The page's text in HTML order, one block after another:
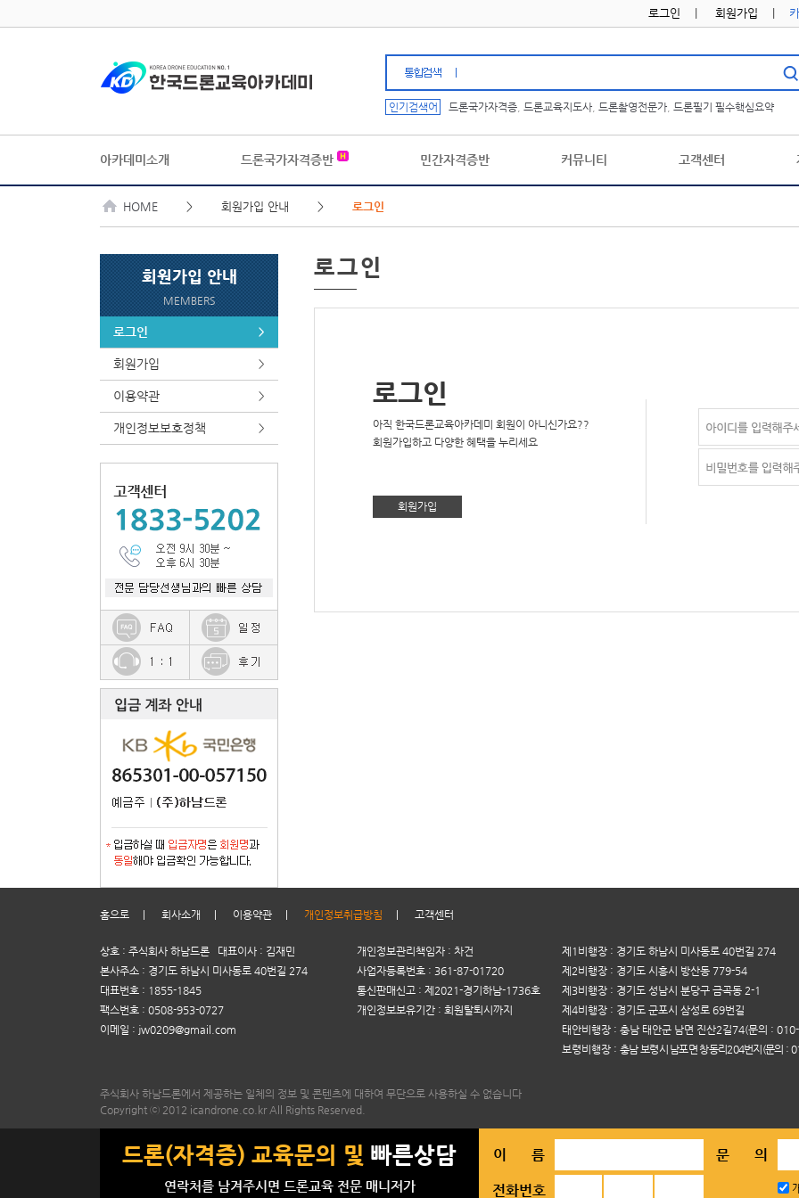
로그인 회원가입
인기검색어 드론국가자격증 드론교육지도사 드론촬영전문가 드론필기 필수핵심요약
아카데미소개 드론국가자격증반 민간자격증반 커뮤니티 고객센터
HOME > 회원가입 안내 > 로그인
회원가입 안내
MEMBERS
로그인 >
회원가입 >
이용약관 >
개인정보보호정책 >
로그인
로그인
아직 한국드론교육아카데미 회원이 아니신가요??
회원가입하고 다양한 혜택을 누리세요
회원가입
홈으로 회사소개 이용약관 개인정보취급방침 고객센터
상호 : 주식회사 하남드론 대표이사 : 김재민
본사주소 : 경기도 하남시 미사동로 40번길 274
대표번호 : 1855-1845
팩스번호 : 0508-953-0727
이메일 : jw0209@gmail.com
개인정보관리책임자 : 차건
사업자등록번호 : 361-87-01720
통신판매신고 : 제2021-경기하남-1736호
개인정보보유기간 : 회원탈퇴시까지
제1비행장 : 경기도 하남시 미사동로 40번길 274
제2비행장 : 경기도 시흥시 방산동 779-54
제3비행장 : 경기도 성남시 분당구 금곡동 2-1
제4비행장 : 경기도 군포시 삼성로 69번길
태안비행장 : 충남 태안군 남면 진산2길74(문의 :
보령비행장 : 충남 보령시 남포면 창동리204번지(문의 :
주식회사 하남드론에서 제공하는 일체의 정보 및 콘텐츠에 대하여 무단으로 사용하실 수 없습니다
Copyright ⓒ 2012 icandrone.co.kr All Rights Reserved.
드론(자격증) 교육문의 및 빠른상담
연락처를 남겨주시면 드론교육 전문 매니저가
이 름
전화번호
문 의